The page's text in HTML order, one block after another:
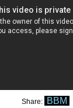
Share: BBM